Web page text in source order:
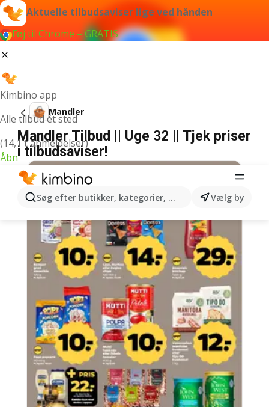
Aktuelle tilbudsaviser lige ved hånden
Føj til Chrome – GRATIS
Kimbino app
Alle tilbud ét sted
(14,1 t anmeldelser)
Åbn
Søg efter butikker, kategorier, produkter...Vælg by
Mandler
Mandler Tilbud || Uge 32 || Tjek priser
i tilbudsaviser!